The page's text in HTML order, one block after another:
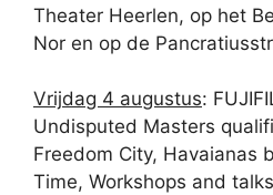
Theater Heerlen, op het
Nor en op de
Vrijdag 4 augustus:
Undisputed Masters
Freedom City, Havaianas
Time, Workshops and